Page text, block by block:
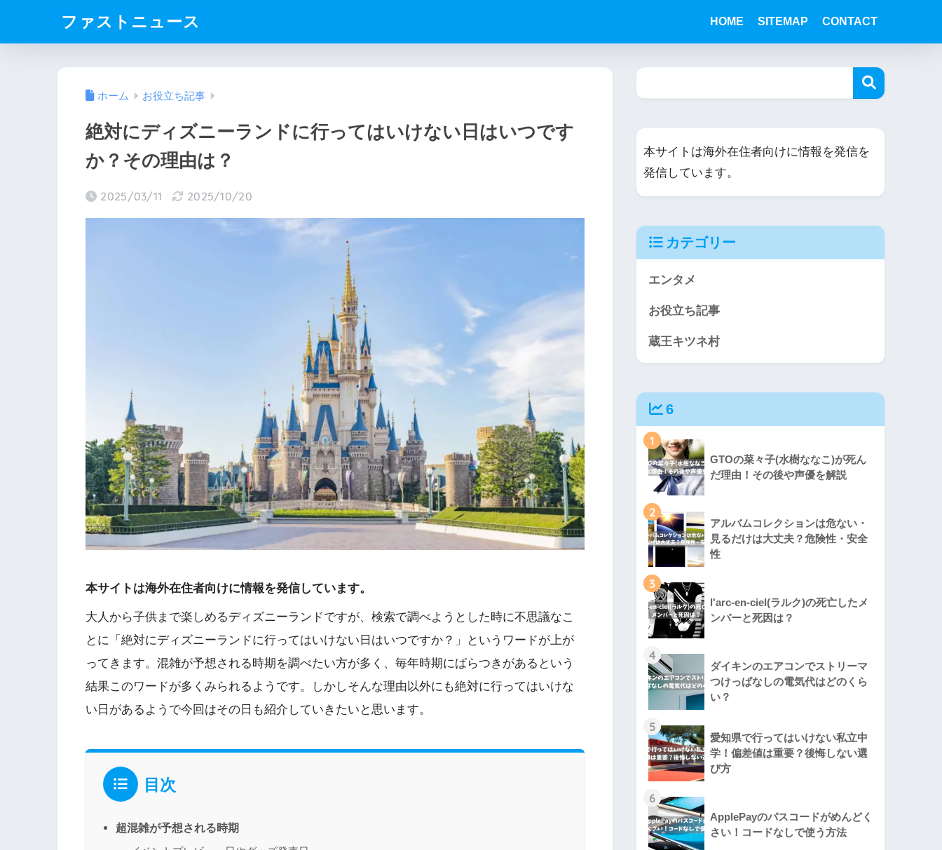
ファストニュース HOME SITEMAP CONTACT
ホーム お役立ち記事
絶対にディズニーランドに行ってはいけない日はいつです
か？その理由は？
2025/03/11 2025/10/20
本サイトは海外在住者向けに情報を発信しています。
大人から子供まで楽しめるディズニーランドですが、検索で調べようとした時に不思議なこ
とに「絶対にディズニーランドに行ってはいけない日はいつですか？」というワードが上が
ってきます。混雑が予想される時期を調べたい方が多く、毎年時期にばらつきがあるという
結果このワードが多くみられるようです。しかしそんな理由以外にも絶対に行ってはいけな
い日があるようで今回はその日も紹介していきたいと思います。
目次
超混雑が予想される時期
本サイトは海外在住者向けに情報を発信を
発信しています。
カテゴリー
エンタメ
お役立ち記事
蔵王キツネ村
6
1
GTOの菜々子(水樹ななこ)が死ん
だ理由！その後や声優を解説
2
アルバムコレクションは危ない・
見るだけは大丈夫？危険性・安全
性
3
l'arc-en-ciel(ラルク)の死亡したメ
ンバーと死因は？
4
ダイキンのエアコンでストリーマ
つけっぱなしの電気代はどのくら
い？
5
愛知県で行ってはいけない私立中
学！偏差値は重要？後悔しない選
び方
6
ApplePayのパスコードがめんどく
さい！コードなしで使う方法